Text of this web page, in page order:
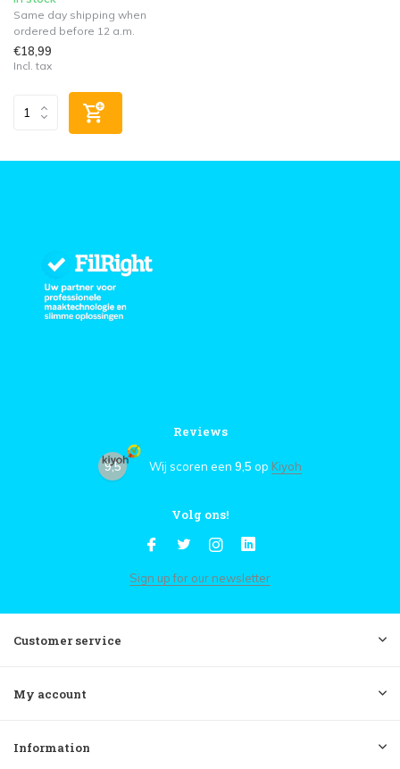
Same day shipping when
ordered before 12 a.m.
€18,99
Incl. tax
Reviews
9,5 Wij scoren een 9,5 op Kiyoh
Volg ons!
Sign up for our newsletter
Customer service
My account
Information